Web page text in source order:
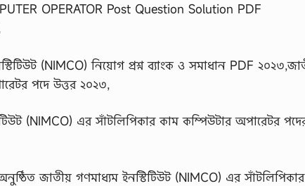
OPERATOR Post Question Solution PDF
(NIMCO) নিয়োগ প্রশ্ন ব্যাংক ও সমাধান PDF
পদে উত্তর ২০২৩,
(NIMCO) এর সাঁটলিপিকার কাম কম্পিউটার অপারেটর
জাতীয় গণমাধ্যম ইনস্টিটিউট (NIMCO) এর